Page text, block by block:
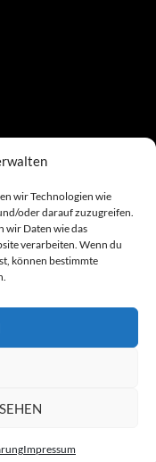
wir Technologien wie
oder darauf zuzugreifen.
wir Daten wie das
verarbeiten. Wenn du
können bestimmte
Impressum